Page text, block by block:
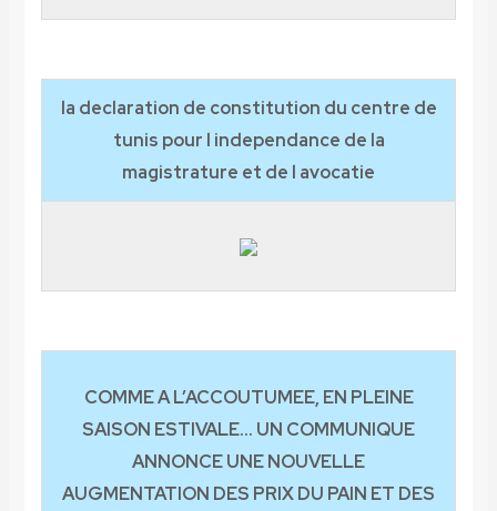
la declaration de constitution du centre de
tunis pour l independance de la
magistrature et de l avocatie
COMME A L’ACCOUTUMEE, EN PLEINE
SAISON ESTIVALE… UN COMMUNIQUE
ANNONCE UNE NOUVELLE
AUGMENTATION DES PRIX DU PAIN ET DES